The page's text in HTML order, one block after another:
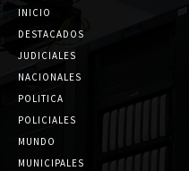
INICIO
DESTACADOS
JUDICIALES
NACIONALES
POLITICA
POLICIALES
MUNDO
MUNICIPALES